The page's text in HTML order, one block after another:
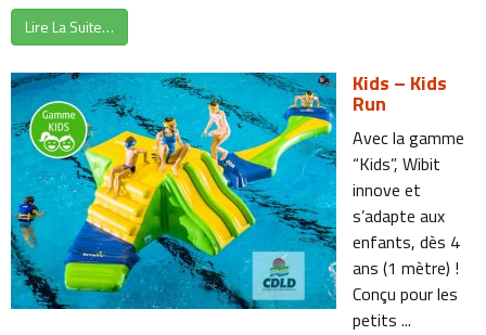
Lire La Suite…
Kids – Kids
Run
Avec la gamme
“Kids”, Wibit
innove et
s’adapte aux
enfants, dès 4
ans (1 mètre) !
Conçu pour les
petits ...